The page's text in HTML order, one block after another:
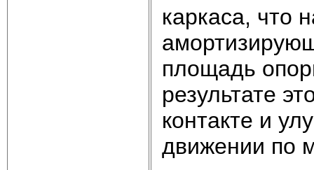
каркаса, что
площадь
результате
контакте и
движении по